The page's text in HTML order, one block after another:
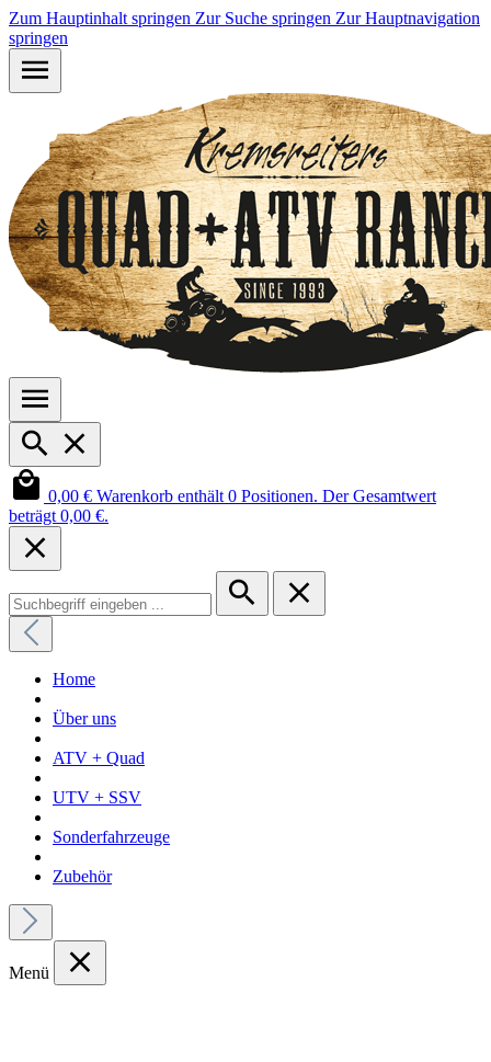
Zum Hauptinhalt springen Zur Suche springen Zur Hauptnavigation
springen
0,00 € Warenkorb enthält 0 Positionen. Der Gesamtwert
beträgt 0,00 €.
Home
Über uns
ATV + Quad
UTV + SSV
Sonderfahrzeuge
Zubehör
Menü